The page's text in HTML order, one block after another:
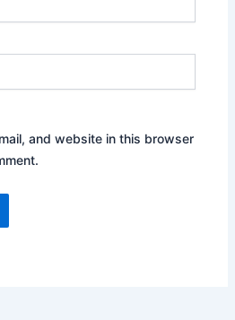
and website in this browser